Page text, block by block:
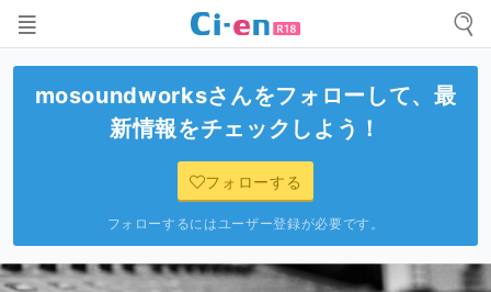
mosoundworksさんをフォローして、最
新情報をチェックしよう！
フォローする
フォローするにはユーザー登録が必要です。